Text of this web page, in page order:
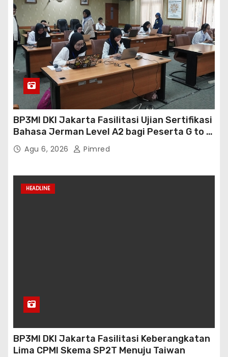
BP3MI DKI Jakarta Fasilitasi Ujian Sertifikasi
Bahasa Jerman Level A2 bagi Peserta G to G
Jerman Batch VII
Agu 6, 2026 Pimred
HEADLINE
BP3MI DKI Jakarta Fasilitasi Keberangkatan
Lima CPMI Skema SP2T Menuju Taiwan